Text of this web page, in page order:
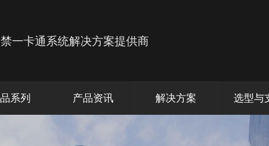
系列 产品资讯 解决方案 选型与